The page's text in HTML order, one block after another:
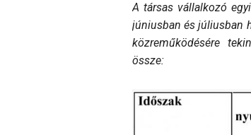
A társas vállalkozó
júniusban és júliusban
közreműködésére
össze: